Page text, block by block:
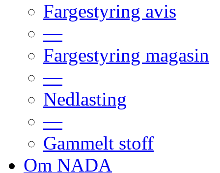
Fargestyring avis
—
Fargestyring magasin
—
Nedlasting
—
Gammelt stoff
Om NADA